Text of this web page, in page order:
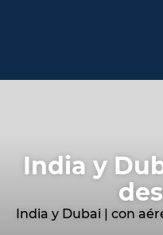
India y
India y Dubai | con